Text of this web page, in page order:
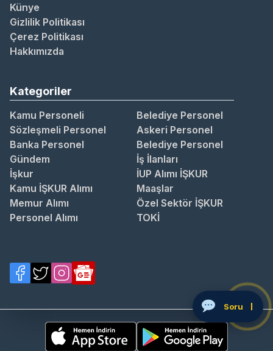
Künye
Gizlilik Politikası
Çerez Politikası
Hakkımızda
Kategoriler
Kamu Personeli
Belediye Personel
Sözleşmeli Personel
Askeri Personel
Banka Personel
Belediye Personel
Gündem
İş İlanları
İşkur
İUP Alımı İŞKUR
Kamu İŞKUR Alımı
Maaşlar
Memur Alımı
Özel Sektör İŞKUR
Personel Alımı
TOKİ